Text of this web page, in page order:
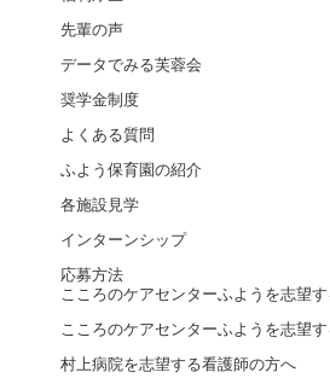
先輩の声
データでみる芙蓉会
奨学金制度
よくある質問
ふよう保育園の紹介
各施設見学
インターンシップ
応募方法
こころのケアセンターふようを志望
こころのケアセンターふようを志望
村上病院を志望する看護師の方へ